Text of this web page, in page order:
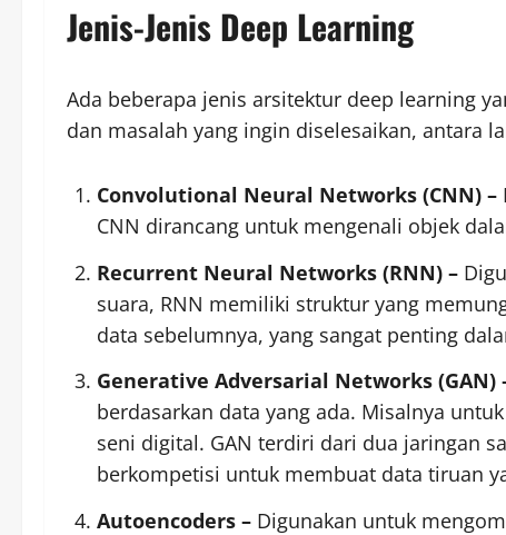
Jenis-Jenis Deep Learning
Ada beberapa jenis arsitektur deep learning
dan masalah yang ingin diselesaikan, antara
Convolutional Neural Networks (CNN) –
CNN dirancang untuk mengenali objek
Recurrent Neural Networks (RNN) –
suara, RNN memiliki struktur yang
data sebelumnya, yang sangat penting
Generative Adversarial Networks (GAN)
berdasarkan data yang ada. Misalnya
seni digital. GAN terdiri dari dua jaringan
berkompetisi untuk membuat data tiruan
Autoencoders – Digunakan untuk